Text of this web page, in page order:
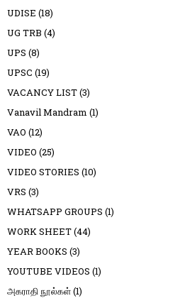
UDISE (18)
UG TRB (4)
UPS (8)
UPSC (19)
VACANCY LIST(3)
Vanavil Mandram (1)
VAO (12)
VIDEO (25)
VIDEO STORIES (10)
VRS (3)
WHATSAPP GROUPS (1)
WORK SHEET(44)
YEAR BOOKS (3)
YOUTUBE VIDEOS (1)
அகராதி நூல்கள்(1)